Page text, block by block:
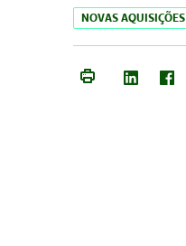
NOVAS AQUISIÇÕES